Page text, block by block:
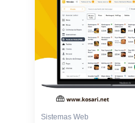
Sistemas Web